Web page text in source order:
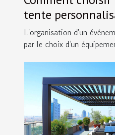
tente
événement
L'organisation d'un
par le choix d'un